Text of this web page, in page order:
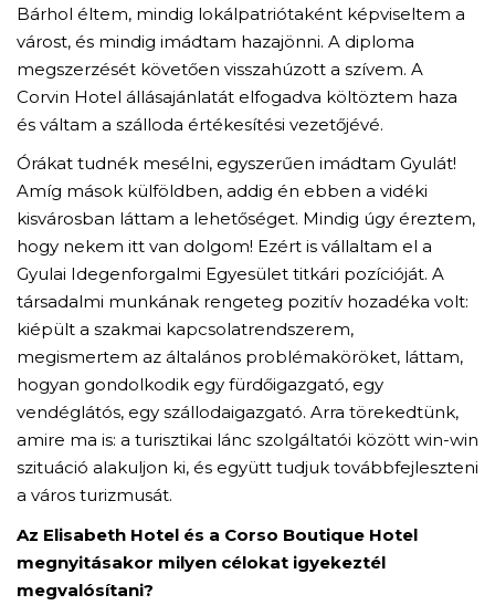
Bárhol éltem, mindig lokálpatriótaként képviseltem a
várost, és mindig imádtam hazajönni. A diploma
megszerzését követően visszahúzott a szívem. A
Corvin Hotel állásajánlatát elfogadva költöztem haza
és váltam a szálloda értékesítési vezetőjévé.
Órákat tudnék mesélni, egyszerűen imádtam Gyulát!
Amíg mások külföldben, addig én ebben a vidéki
kisvárosban láttam a lehetőséget. Mindig úgy éreztem,
hogy nekem itt van dolgom! Ezért is vállaltam el a
Gyulai Idegenforgalmi Egyesület titkári pozícióját. A
társadalmi munkának rengeteg pozitív hozadéka volt:
kiépült a szakmai kapcsolatrendszerem,
megismertem az általános problémaköröket, láttam,
hogyan gondolkodik egy fürdőigazgató, egy
vendéglátós, egy szállodaigazgató. Arra törekedtünk,
amire ma is: a turisztikai lánc szolgáltatói között win-win
szituáció alakuljon ki, és együtt tudjuk továbbfejleszteni
a város turizmusát.
Az Elisabeth Hotel és a Corso Boutique Hotel
megnyitásakor milyen célokat igyekeztél
megvalósítani?